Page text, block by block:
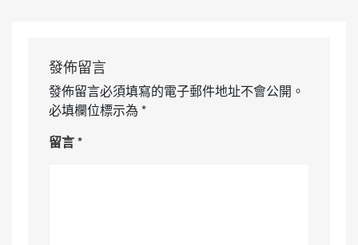
發佈留言
發佈留言必須填寫的電子郵件地址不會公開。
必填欄位標示為 *
留言*